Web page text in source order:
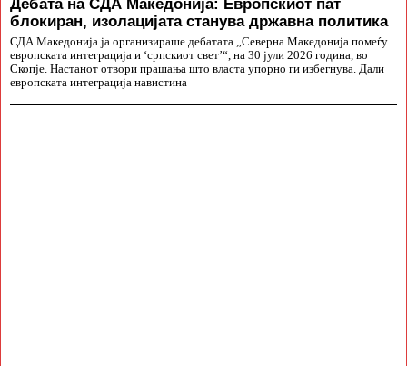
блокиран, изолацијата станува државна политика
СДА Македонија ја организираше дебатата „Северна Македонија помеѓу
европската интеграција и ‘српскиот свет’“, на 30 јули 2026 година, во
Скопје. Настанот отвори прашања што власта упорно ги избегнува. Дали
европската интеграција навистина